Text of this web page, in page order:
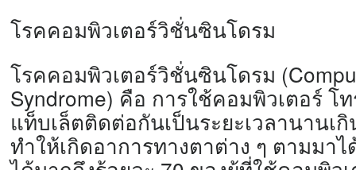
โรคคอมพิวเตอร์วิชั่นซินโดรม
โรคคอมพิวเตอร์วิชั่นซินโดรม (
Syndrome) คือ การใช้คอมพิวเตอร์ โ
แท็บเล็ตติดต่อกันเป็นระยะเวลานานเ
ทำให้เกิดอาการทางตาต่าง ๆ ตามมา